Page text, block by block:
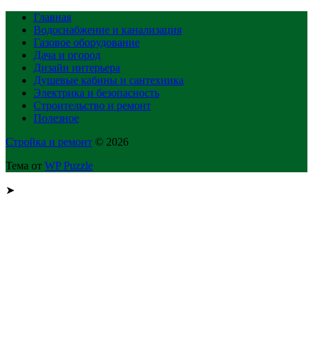
Главная
Водоснабжение и канализация
Газовое оборудование
Дача и огород
Дизайн интерьера
Душевые кабины и сантехника
Электрика и безопасность
Строительство и ремонт
Полезное
Стройка и ремонт © 2026
Тема от WP Puzzle
➤